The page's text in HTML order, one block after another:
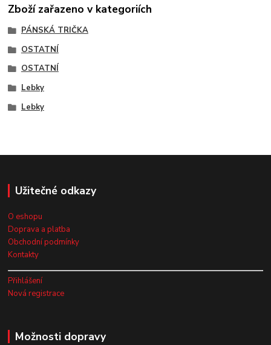
Zboží zařazeno v kategoriích
PÁNSKÁ TRIČKA
OSTATNÍ
OSTATNÍ
Lebky
Lebky
Užitečné odkazy
O eshopu
Doprava a platba
Obchodní podmínky
Kontakty
Přihlášení
Nová registrace
Možnosti dopravy